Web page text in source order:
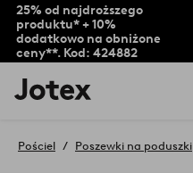
25% od najdroższego
produktu* + 10%
dodatkowo na obniżone
ceny**. Kod: 424882
Logo
Jotex
na
Pościel Poszewki na poduszki